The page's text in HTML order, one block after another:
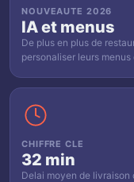
NOUVEAUTE 2026
IA et menus
De plus en plus de
personaliser leurs
CHIFFRE CLE
32 min
Delai moyen de